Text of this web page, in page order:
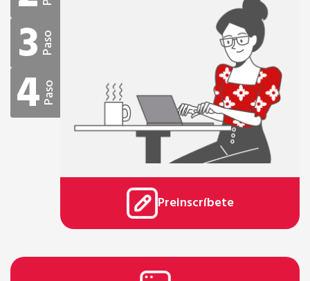
3Paso
4Paso
Preinscríbete